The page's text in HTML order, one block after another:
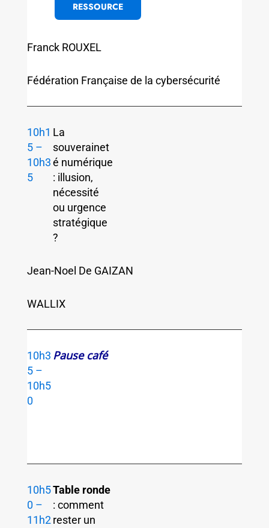
RESSOURCE
Franck ROUXEL
Fédération Française de la cybersécurité
10h1
5 –
10h3
5
La
souverainet
é numérique
: illusion,
nécessité
ou urgence
stratégique
?
Jean-Noel De GAIZAN
WALLIX
10h3
5 –
10h5
0
Pause café
10h5
0 –
11h2
Table ronde
: comment
rester un